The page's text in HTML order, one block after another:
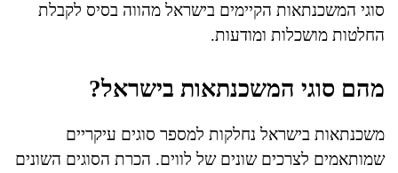
סוגי המשכנתאות הקיימים בישראל מהווה בסיס לקבלת
החלטות מושכלות ומודעות.
מהם סוגי המשכנתאות בישראל?
משכנתאות בישראל נחלקות למספר סוגים עיקריים
שמותאמים לצרכים שונים של לווים. הכרת הסוגים השונים